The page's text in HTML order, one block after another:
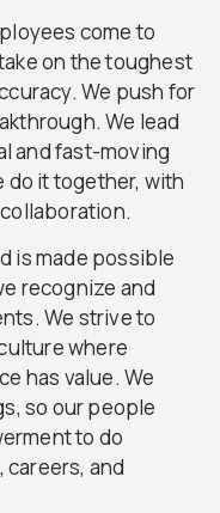
come to
on the toughest
We push for
We lead
and fast-moving
do it together, with
is made possible
recognize and
We strive to
where
has value. We
so our people
to do
and